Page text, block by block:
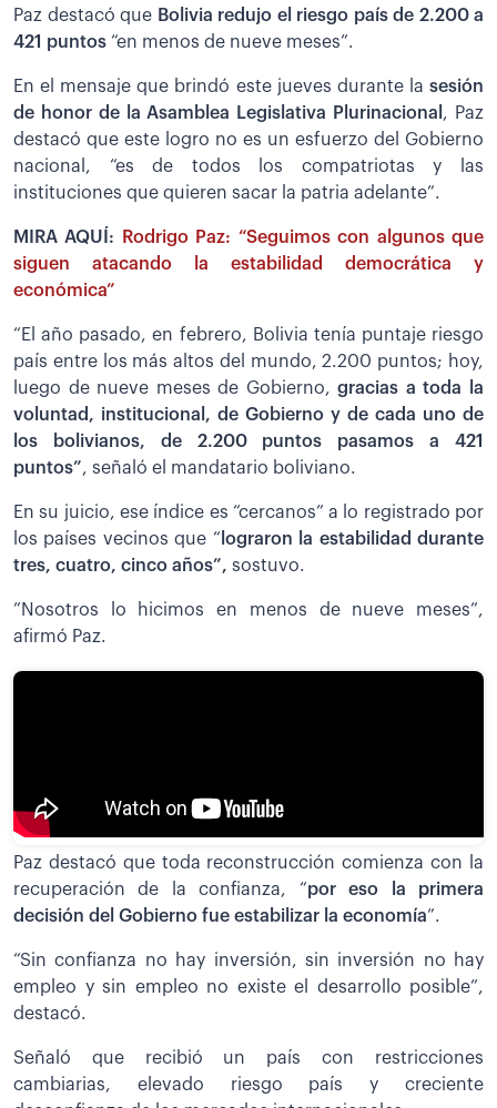
Paz destacó que Bolivia redujo el riesgo país de 2.200 a
421 puntos “en menos de nueve meses”.
En el mensaje que brindó este jueves durante la sesión
de honor de la Asamblea Legislativa Plurinacional , Paz
destacó que este logro no es un esfuerzo del Gobierno
nacional, “es de todos los compatriotas y las
instituciones que quieren sacar la patria adelante”.
MIRA AQUÍ:
Rodrigo Paz: “Seguimos con algunos que
siguen atacando la estabilidad democrática y
económica”
“El año pasado, en febrero, Bolivia tenía puntaje riesgo
país entre los más altos del mundo, 2.200 puntos; hoy,
luego de nueve meses de Gobierno, gracias a toda la
voluntad, institucional, de Gobierno y de cada uno de
los bolivianos, de 2.200 puntos pasamos a 421
puntos”, señaló el mandatario boliviano.
En su juicio, ese índice es “cercanos” a lo registrado por
los países vecinos que “ lograron la estabilidad durante
tres, cuatro, cinco años”, sostuvo.
”Nosotros lo hicimos en menos de nueve meses”,
afirmó Paz.
Paz destacó que toda reconstrucción comienza con la
recuperación de la confianza, “por eso la primera
decisión del Gobierno fue estabilizar la economía”.
“Sin confianza no hay inversión, sin inversión no hay
empleo y sin empleo no existe el desarrollo posible”,
destacó.
Señaló que recibió un país con restricciones
cambiarias, elevado riesgo país y creciente